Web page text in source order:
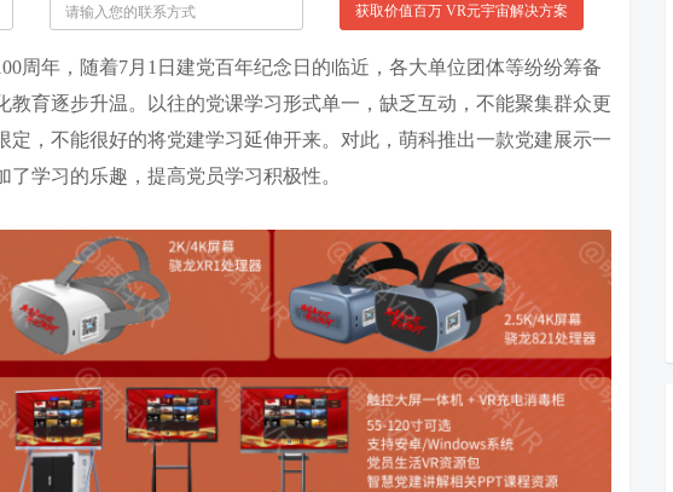
获取价值百万 VR元宇宙解决方案
年，随着7月1日建党百年纪念日的临近，各大单位团体等纷纷筹备
教育逐步升温。以往的党课学习形式单一，缺乏互动，不能聚集群众更
定，不能很好的将党建学习延伸开来。对此，萌科推出一款党建展示一
学习的乐趣，提高党员学习积极性。